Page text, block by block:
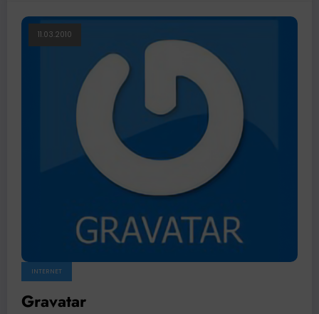
11.03.2010
INTERNET
Gravatar